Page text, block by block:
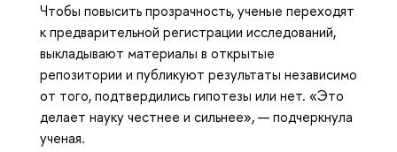
Чтобы повысить прозрачность, ученые переходят
к предварительной регистрации исследований,
выкладывают материалы в открытые
репозитории и публикуют результаты независимо
от того, подтвердились гипотезы или нет. «Это
делает науку честнее и сильнее», — подчеркнула
ученая.